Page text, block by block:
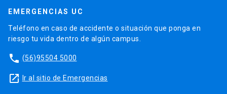
EMERGENCIAS UC
Teléfono en caso de accidente o situación que ponga en
riesgo tu vida dentro de algún campus.
phone (56)95504 5000
launch Ir al sitio de Emergencias